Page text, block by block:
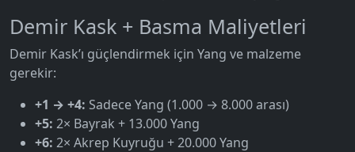
Demir Kask + Basma Maliyetleri
Demir Kask’ı güçlendirmek için Yang ve malzeme
gerekir:
+1 → +4: Sadece Yang (1.000 → 8.000 arası)
+5: 2× Bayrak + 13.000 Yang
+6: 2× Akrep Kuyruğu + 20.000 Yang